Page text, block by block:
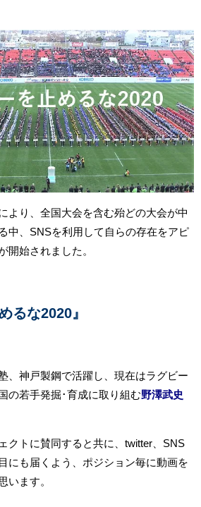
より、全国大会を含む殆どの大会が中
中、SNSを利用して自らの存在をアピ
開始されました。
るな2020』
、神戸製鋼で活躍し、現在はラグビー
の若手発掘･育成に取り組む野澤武史
クトに賛同すると共に、twitter、SNS
にも届くよう、ポジション毎に動画を
います。